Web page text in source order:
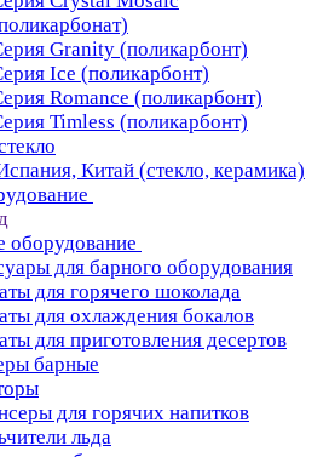
Granity (поликарбонт)
Ice (поликарбонт)
Romance (поликарбонт)
Timless (поликарбонт)
Китай (стекло, керамика)
оборудование
для барного оборудования
для горячего шоколада
для охлаждения бокалов
для приготовления десертов
барные
для горячих напитков
льда